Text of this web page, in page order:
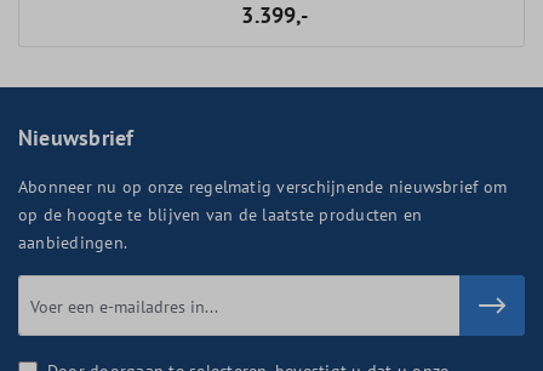
3.399,-
Nieuwsbrief
Abonneer nu op onze regelmatig verschijnende nieuwsbrief om
op de hoogte te blijven van de laatste producten en
aanbiedingen.